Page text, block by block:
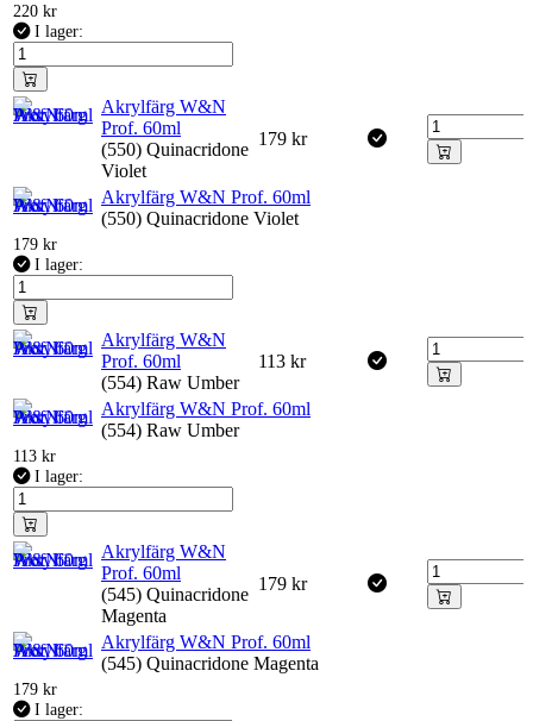
220 kr
I lager:
Akrylfärg W&N
Prof. 60ml
(550) Quinacridone
Violet
179 kr
Akrylfärg W&N Prof. 60ml
(550) Quinacridone Violet
179 kr
I lager:
Akrylfärg W&N
Prof. 60ml
(554) Raw Umber
113 kr
Akrylfärg W&N Prof. 60ml
(554) Raw Umber
113 kr
I lager:
Akrylfärg W&N
Prof. 60ml
(545) Quinacridone
Magenta
179 kr
Akrylfärg W&N Prof. 60ml
(545) Quinacridone Magenta
179 kr
I lager: